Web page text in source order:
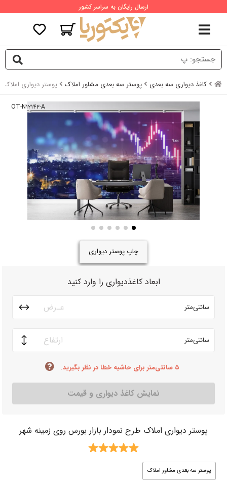
ارسال رایگان به سراسر کشور
کاغذ دیواری سه بعدی پوستر سه بعدی مشاور املاک پوستر دیواری املاک
OT-N۱۲۱۴۲-A
چاپ پوستر دیواری
ابعاد کاغذدیواری را وارد کنید
سانتی‌متر
سانتی‌متر
۵ سانتی‌متر برای حاشیه خطا در نظر بگیرید.
نمایش کاغذ دیواری و قیمت
پوستر دیواری املاک طرح نمودار بازار بورس روی زمینه شهر
پوستر سه بعدی مشاور املاک